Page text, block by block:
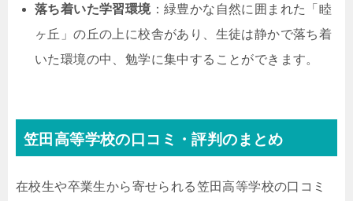
落ち着いた学習環境：緑豊かな自然に囲まれた「睦
ヶ丘」の丘の上に校舎があり、生徒は静かで落ち着
いた環境の中、勉学に集中することができます。
笠田高等学校の口コミ・評判のまとめ
在校生や卒業生から寄せられる笠田高等学校の口コミ